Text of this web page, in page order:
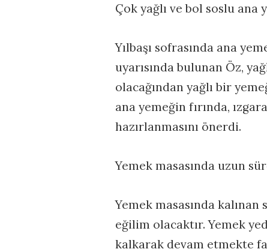
Çok yağlı ve bol soslu
Yılbaşı sofrasında ana
uyarısında bulunan Öz,
olacağından yağlı bir
ana yemeğin fırında,
hazırlanmasını önerdi.
Yemek masasında uzun
Yemek masasında
eğilim olacaktır. Yemek
kalkarak devam etmekte